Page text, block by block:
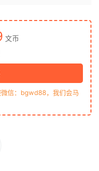
文币
信：bgwd88，我们会马